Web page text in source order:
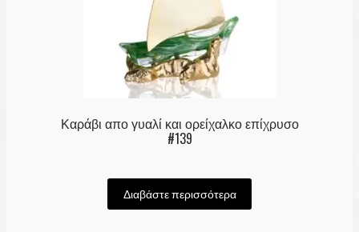
Καράβι απο γυαλί και ορείχαλκο επίχρυσο
#139
Διαβάστε περισσότερα